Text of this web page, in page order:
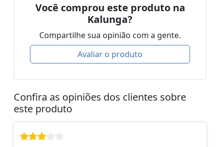
Você comprou este produto na
Kalunga?
Compartilhe sua opinião com a gente.
Avaliar o produto
Confira as opiniões dos clientes sobre
este produto